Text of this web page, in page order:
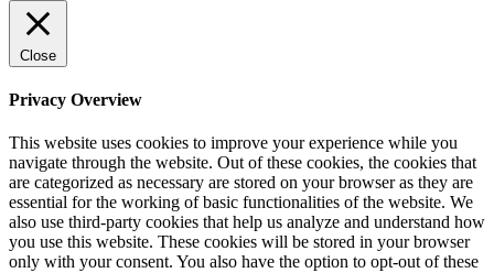
Close
Privacy Overview
This website uses cookies to improve your experience while you
navigate through the website. Out of these cookies, the cookies that
are categorized as necessary are stored on your browser as they are
essential for the working of basic functionalities of the website. We
also use third-party cookies that help us analyze and understand how
you use this website. These cookies will be stored in your browser
only with your consent. You also have the option to opt-out of these